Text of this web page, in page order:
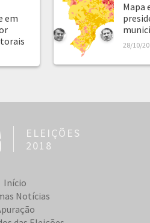
em
Mapa
28/10/
ELEIÇÕES
2018
Início
Notícias